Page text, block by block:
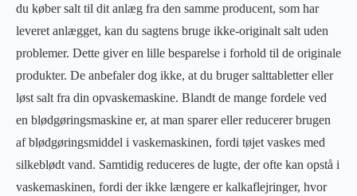
du køber salt til dit anlæg fra den samme producent, som har
leveret anlægget, kan du sagtens bruge ikke-originalt salt uden
problemer. Dette giver en lille besparelse i forhold til de originale
produkter. De anbefaler dog ikke, at du bruger salttabletter eller
løst salt fra din opvaskemaskine. Blandt de mange fordele ved
en blødgøringsmaskine er, at man sparer eller reducerer brugen
af blødgøringsmiddel i vaskemaskinen, fordi tøjet vaskes med
silkeblødt vand. Samtidig reduceres de lugte, der ofte kan opstå i
vaskemaskinen, fordi der ikke længere er kalkaflejringer, hvor